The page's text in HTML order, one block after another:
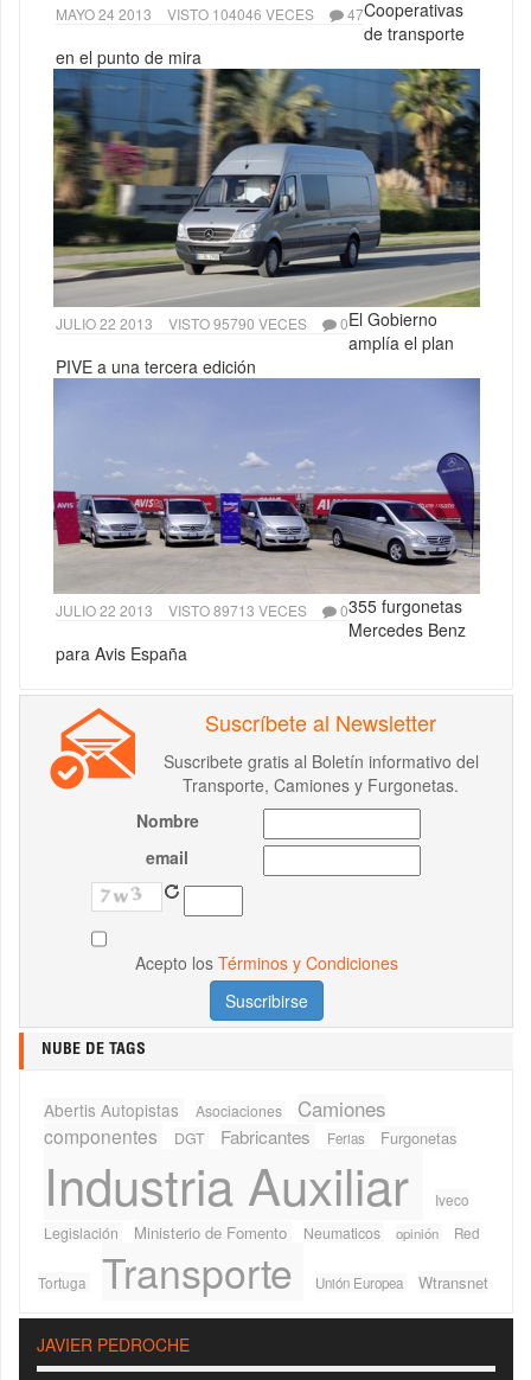
MAYO 24 2013 VISTO 104046 VECES 47Cooperativas
de transporte
en el punto de mira
JULIO 22 2013 VISTO 95790 VECES 0El Gobierno
amplía el plan
PIVE a una tercera edición
JULIO 22 2013 VISTO 89713 VECES 0355 furgonetas
Mercedes Benz
para Avis España
Suscríbete al Newsletter
Suscribete gratis al Boletín informativo del
Transporte, Camiones y Furgonetas.
Nombre
email
Acepto los Términos y Condiciones
NUBE DE TAGS
Abertis Autopistas Asociaciones Camiones
componentes DGT Fabricantes Ferias Furgonetas
Industria Auxiliar
Iveco
Legislación
Ministerio de Fomento Neumaticos opinión Red
Tortuga Transporte Unión Europea Wtransnet
JAVIER PEDROCHE